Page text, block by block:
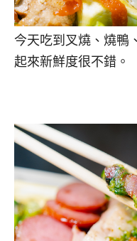
今天吃到叉燒、燒鴨
起來新鮮度很不錯。